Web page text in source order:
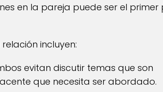
en la pareja puede ser el primer
incluyen:
evitan discutir temas que son
que necesita ser abordado.